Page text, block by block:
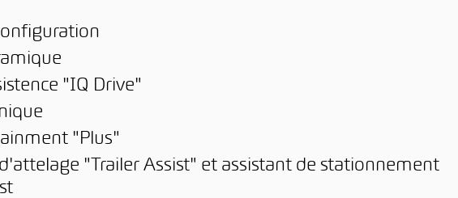
"IQ Drive"
"Plus"
"Trailer Assist" et assistant de stationnement